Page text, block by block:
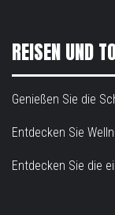
REISEN UND
Genießen Sie die
Entdecken Sie
Entdecken Sie die